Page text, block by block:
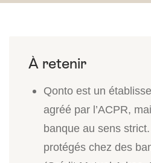
Qonto est un
agréé par l’ACPR,
banque au sens
protégés chez des